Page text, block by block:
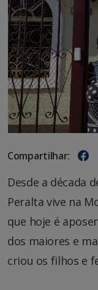
Compartilhar:
Desde a década
Peralta vive na
que hoje é
dos maiores e
criou os filhos e